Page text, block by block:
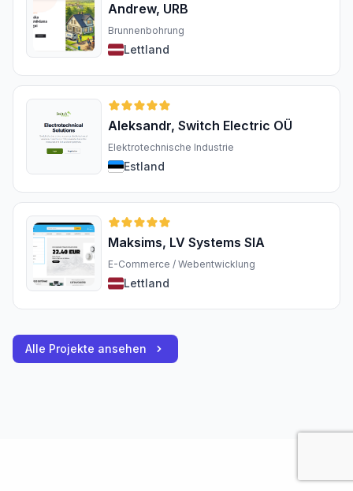
Andrew, URB
Brunnenbohrung
Lettland
Aleksandr, Switch Electric OÜ
Elektrotechnische Industrie
Estland
Maksims, LV Systems SIA
E-Commerce / Webentwicklung
Lettland
Alle Projekte ansehen